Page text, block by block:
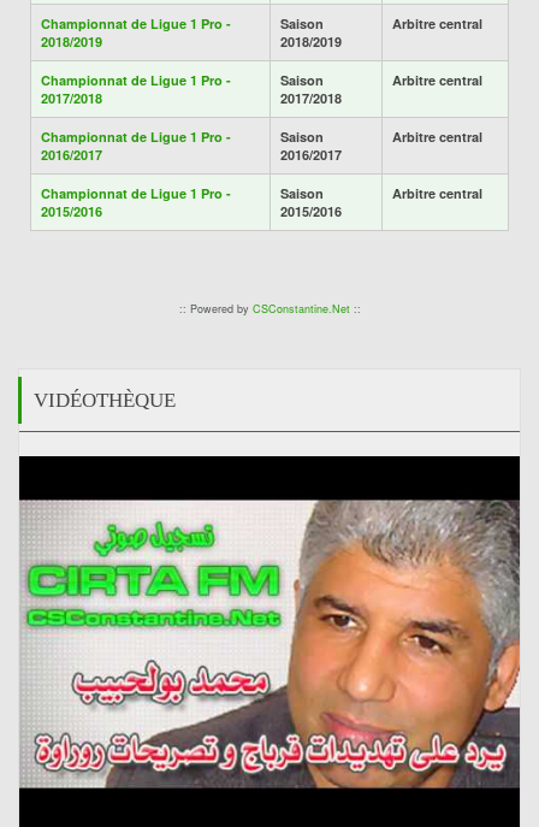
Championnat de Ligue 1 Pro -
2018/2019
Saison
2018/2019
Arbitre central
Championnat de Ligue 1 Pro -
2017/2018
Saison
2017/2018
Arbitre central
Championnat de Ligue 1 Pro -
2016/2017
Saison
2016/2017
Arbitre central
Championnat de Ligue 1 Pro -
2015/2016
Saison
2015/2016
Arbitre central
:: Powered by CSConstantine.Net::
VIDÉOTHÈQUE